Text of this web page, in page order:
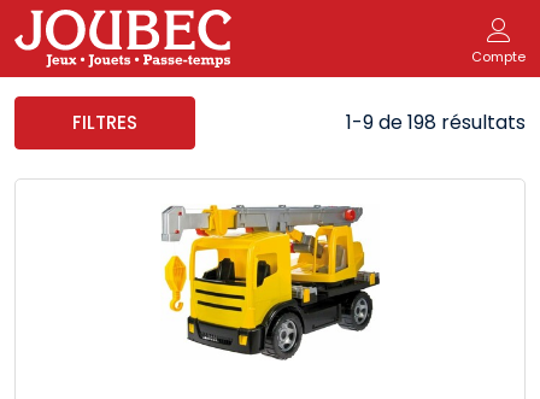
Compte
FILTRES 1-9 de 198 résultats